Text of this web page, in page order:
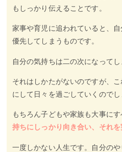
もしっかり伝えることです。
家事や育児に追われていると、
優先してしまうものです。
自分の気持ちは二の次になってし
それはしかたがないのですが、
にして日々を過ごしていくのでし
もちろん子どもや家族も大事にす
持ちにしっかり向き合い、それ
一度しかない人生です。自分の